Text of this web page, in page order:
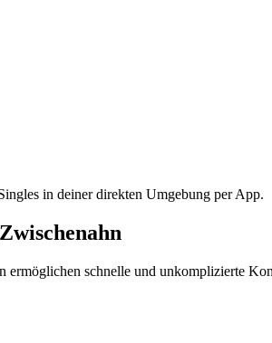
in deiner direkten Umgebung per App.
schnelle und unkomplizierte